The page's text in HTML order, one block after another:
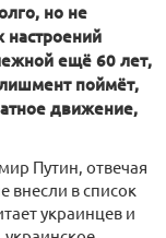
но не
настроений
ещё 60 лет,
поймёт,
движение,
Путин, отвечая
внесли в список
украинцев и